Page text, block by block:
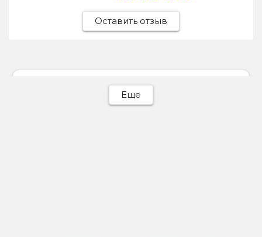
Оставить отзыв
Ева Батурина
Еще